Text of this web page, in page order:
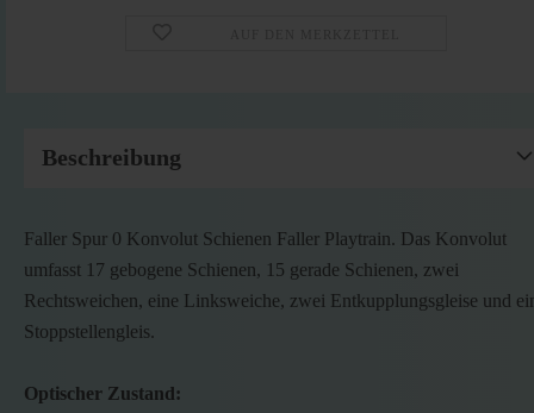
Beschreibung
Faller Spur 0 Konvolut Schienen Faller Playtrain. Das Konvolut
umfasst 17 gebogene Schienen, 15 gerade Schienen, zwei
Rechtsweichen, eine Linksweiche, zwei Entkupplungsgleise und
Stoppstellengleis.
Optischer Zustand: